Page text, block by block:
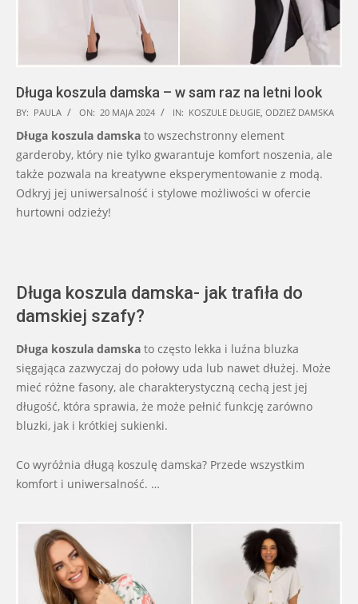
Długa koszula damska – w sam raz na letni look
2024-
05-
20
BY: PAULA ON: 20 MAJA 2024 IN: KOSZULE DŁUGIE, ODZIEŻ DAMSKA
Długa koszula damska to wszechstronny element
garderoby, który nie tylko gwarantuje komfort noszenia, ale
także pozwala na kreatywne eksperymentowanie z modą.
Odkryj jej uniwersalność i stylowe możliwości w ofercie
hurtowni odzieży!
Długa koszula damska- jak trafiła do
damskiej szafy?
Długa koszula damska to często lekka i luźna bluzka
sięgająca zazwyczaj do połowy uda lub nawet dłużej. Może
mieć różne fasony, ale charakterystyczną cechą jest jej
długość, która sprawia, że może pełnić funkcję zarówno
bluzki, jak i krótkiej sukienki.
Co wyróżnia długą koszulę damska? Przede wszystkim
komfort i uniwersalność. …